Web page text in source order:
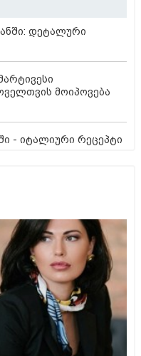
დეტალური
მოიპოვება
- იტალიური რეცეპტი